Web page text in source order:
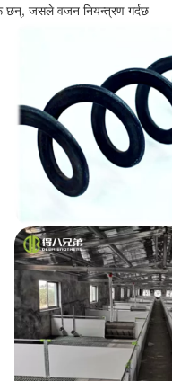
छन्, जसले वजन नियन्त्रण गर्दछ